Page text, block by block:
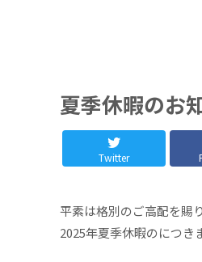
夏季休暇のお
Twitter
平素は格別のご高配を賜
2025年夏季休暇のにつき